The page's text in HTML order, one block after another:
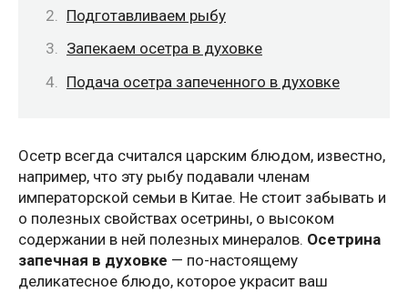
Подготавливаем рыбу
Запекаем осетра в духовке
Подача осетра запеченного в духовке
Осетр всегда считался царским блюдом, известно,
например, что эту рыбу подавали членам
императорской семьи в Китае. Не стоит забывать и
о полезных свойствах осетрины, о высоком
содержании в ней полезных минералов. Осетрина
запечная в духовке — по-настоящему
деликатесное блюдо, которое украсит ваш